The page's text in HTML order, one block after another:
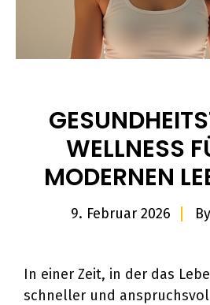
WELLNESS
MODERNEN
9. Februar 2026 By
In einer Zeit, in der das
schneller und